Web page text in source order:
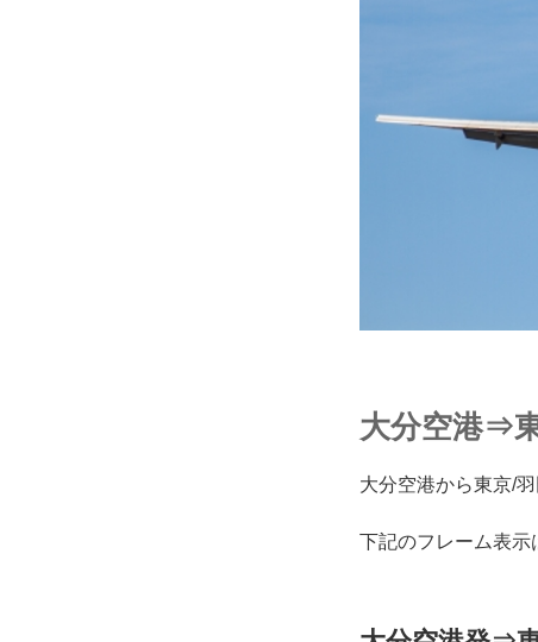
大分空港⇒
大分空港から東京/
下記のフレーム表示